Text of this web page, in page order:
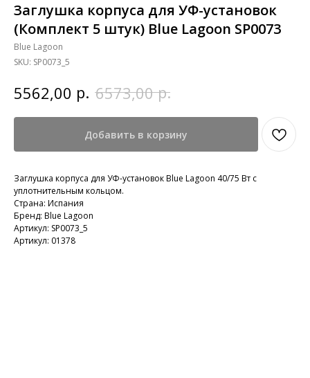
Заглушка корпуса для УФ-установок
(Комплект 5 штук) Blue Lagoon SP0073
Blue Lagoon
SKU: SP0073_5
5562,00 р. 6573,00 р.
Добавить в корзину
Заглушка корпуса для УФ-установок Blue Lagoon 40/75 Вт с
уплотнительным кольцом.
Страна: Испания
Бренд: Blue Lagoon
Артикул: SP0073_5
Артикул: 01378